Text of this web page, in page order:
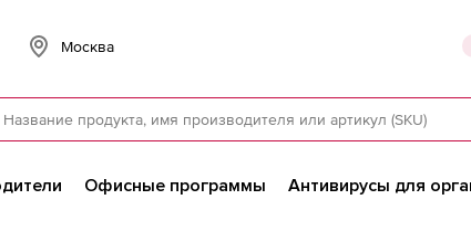
Москва
Офисные программы Антивирусы для